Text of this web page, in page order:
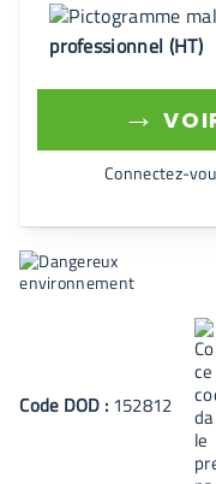
professionnel (HT)
→
Connectez-
Code DOD : 152812